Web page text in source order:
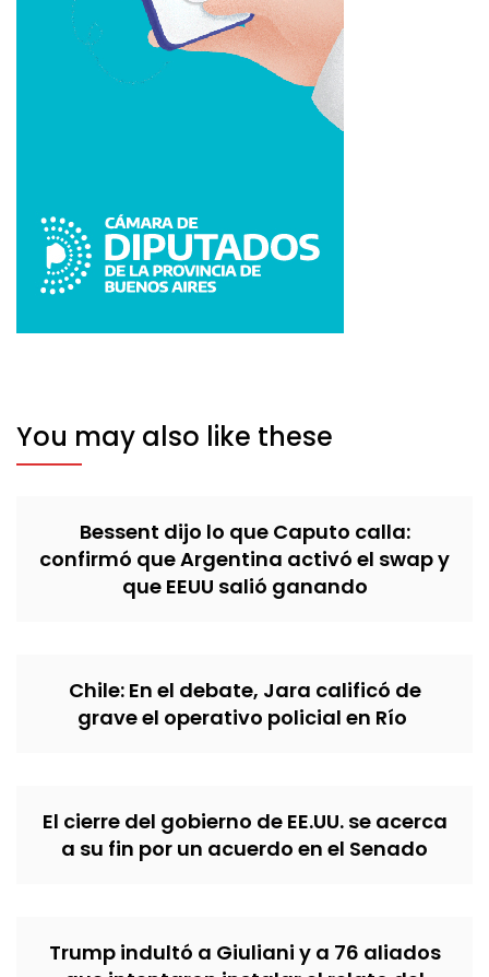
You may also like these
Bessent dijo lo que Caputo calla:
confirmó que Argentina activó el swap y
que EEUU salió ganando
Chile: En el debate, Jara calificó de
grave el operativo policial en Río
El cierre del gobierno de EE.UU. se acerca
a su fin por un acuerdo en el Senado
Trump indultó a Giuliani y a 76 aliados